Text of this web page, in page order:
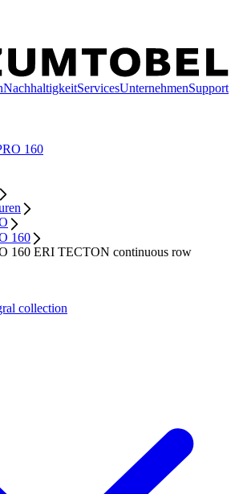
NachhaltigkeitServicesUnternehmenSupport
160
160
160 ERI TECTON continuous row
collection